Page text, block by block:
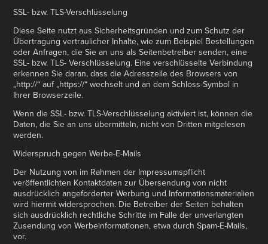
SSL- bzw. TLS-Verschlüsselung
Diese Seite nutzt aus Sicherheitsgründen und zum Schutz der
Übertragung vertraulicher Inhalte, wie zum Beispiel Bestellungen
oder Anfragen, die Sie an uns als Seitenbetreiber senden, eine
SSL- bzw. TLS- Verschlüsselung. Eine verschlüsselte Verbindung
erkennen Sie daran, dass die Adresszeile des Browsers von
„http://“ auf „https://“ wechselt und an dem Schloss-Symbol in
Ihrer Browserzeile.
Wenn die SSL- bzw. TLS-Verschlüsselung aktiviert ist, können die
Daten, die Sie an uns übermitteln, nicht von Dritten mitgelesen
werden.
Widerspruch gegen Werbe-E-Mails
Der Nutzung von im Rahmen der Impressumspflicht
veröffentlichten Kontaktdaten zur Übersendung von nicht
ausdrücklich angeforderter Werbung und Informationsmaterialien
wird hiermit widersprochen. Die Betreiber der Seiten behalten
sich ausdrücklich rechtliche Schritte im Falle der unverlangten
Zusendung von Werbeinformationen, etwa durch Spam-E-Mails,
vor.